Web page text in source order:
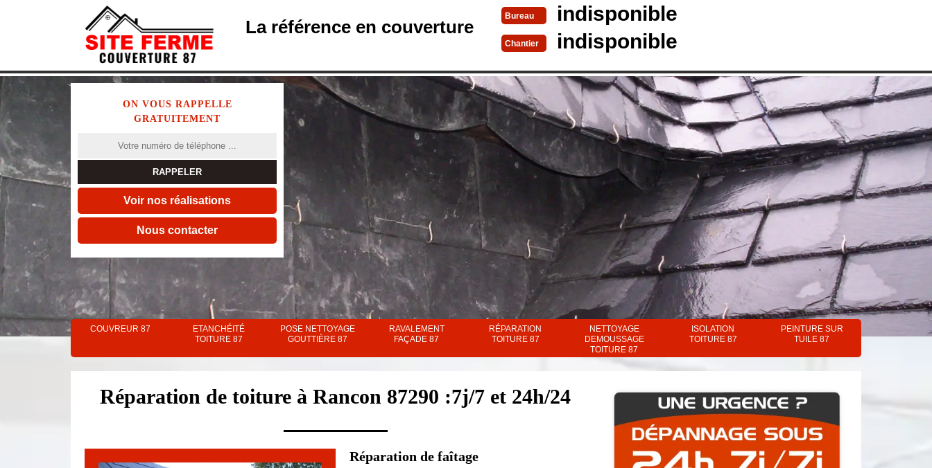
La référence en couverture
Bureau indisponible
Chantier indisponible
ON VOUS RAPPELLE
GRATUITEMENT
Voir nos réalisations
Nous contacter
COUVREUR 87
ETANCHÉITÉ
TOITURE 87
POSE NETTOYAGE
GOUTTIÈRE 87
RAVALEMENT
FAÇADE 87
RÉPARATION
TOITURE 87
NETTOYAGE
DEMOUSSAGE
TOITURE 87
ISOLATION
TOITURE 87
PEINTURE SUR
TUILE 87
Réparation de toiture à Rancon 87290 :7j/7 et 24h/24
Réparation de faîtage